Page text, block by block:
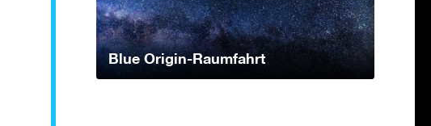
Blue Origin-Raumfahrt